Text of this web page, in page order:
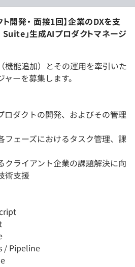
開発・ 面接1回】企業のDXを支
」生成AIプロダクトマネージ
機能追加）とその運用を牽引いた
ーを募集します。
ロダクトの開発、およびその管理
フェーズにおけるタスク管理、課
クライアント企業の課題解決に向
術支援
/ Pipeline